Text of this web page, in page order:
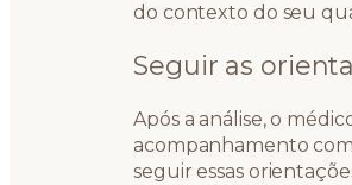
do contexto do seu
Seguir as
Após a análise, o
acompanhamento
seguir essas